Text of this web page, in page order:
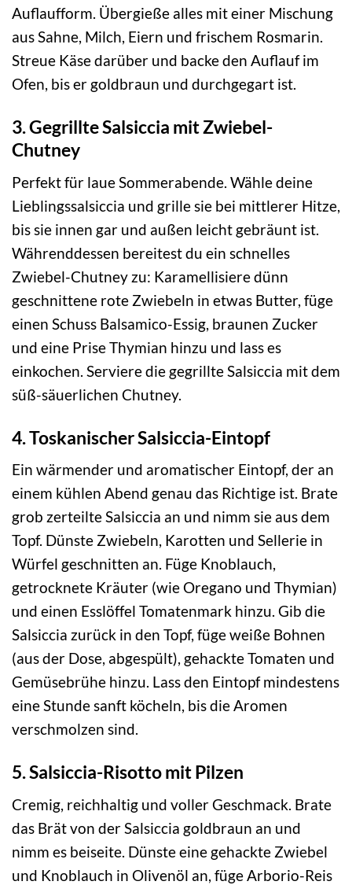
Auflaufform. Übergieße alles mit einer Mischung
aus Sahne, Milch, Eiern und frischem Rosmarin.
Streue Käse darüber und backe den Auflauf im
Ofen, bis er goldbraun und durchgegart ist.
3. Gegrillte Salsiccia mit Zwiebel-
Chutney
Perfekt für laue Sommerabende. Wähle deine
Lieblingssalsiccia und grille sie bei mittlerer Hitze,
bis sie innen gar und außen leicht gebräunt ist.
Währenddessen bereitest du ein schnelles
Zwiebel-Chutney zu: Karamellisiere dünn
geschnittene rote Zwiebeln in etwas Butter, füge
einen Schuss Balsamico-Essig, braunen Zucker
und eine Prise Thymian hinzu und lass es
einkochen. Serviere die gegrillte Salsiccia mit dem
süß-säuerlichen Chutney.
4. Toskanischer Salsiccia-Eintopf
Ein wärmender und aromatischer Eintopf, der an
einem kühlen Abend genau das Richtige ist. Brate
grob zerteilte Salsiccia an und nimm sie aus dem
Topf. Dünste Zwiebeln, Karotten und Sellerie in
Würfel geschnitten an. Füge Knoblauch,
getrocknete Kräuter (wie Oregano und Thymian)
und einen Esslöffel Tomatenmark hinzu. Gib die
Salsiccia zurück in den Topf, füge weiße Bohnen
(aus der Dose, abgespült), gehackte Tomaten und
Gemüsebrühe hinzu. Lass den Eintopf mindestens
eine Stunde sanft köcheln, bis die Aromen
verschmolzen sind.
5. Salsiccia-Risotto mit Pilzen
Cremig, reichhaltig und voller Geschmack. Brate
das Brät von der Salsiccia goldbraun an und
nimm es beiseite. Dünste eine gehackte Zwiebel
und Knoblauch in Olivenöl an, füge Arborio-Reis